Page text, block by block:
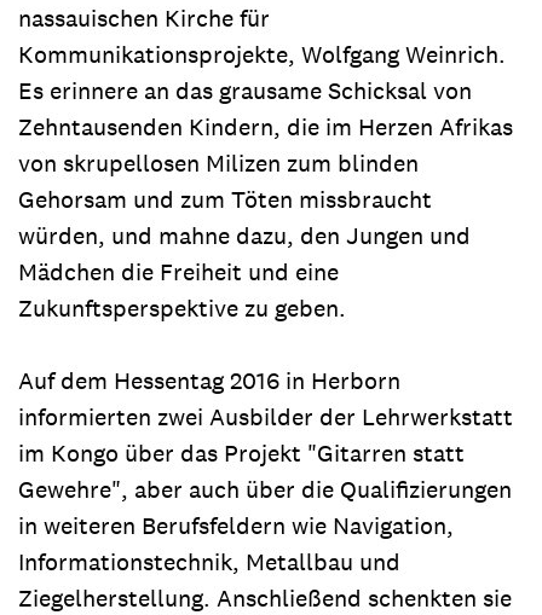
nassauischen Kirche für
Kommunikationsprojekte, Wolfgang Weinrich.
Es erinnere an das grausame Schicksal von
Zehntausenden Kindern, die im Herzen Afrikas
von skrupellosen Milizen zum blinden
Gehorsam und zum Töten missbraucht
würden, und mahne dazu, den Jungen und
Mädchen die Freiheit und eine
Zukunftsperspektive zu geben.
Auf dem Hessentag 2016 in Herborn
informierten zwei Ausbilder der Lehrwerkstatt
im Kongo über das Projekt "Gitarren statt
Gewehre", aber auch über die Qualifizierungen
in weiteren Berufsfeldern wie Navigation,
Informationstechnik, Metallbau und
Ziegelherstellung. Anschließend schenkten sie